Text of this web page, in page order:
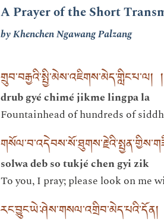
A Prayer of the Short
by Khenchen Ngawang Palzang
གྲུབ་བརྒྱའི་སྤྱི་མེས་འཇིགས་མེད་གླིང་པ་ལ། །
drub gyé chimé jikme lingpa la
Fountainhead of hundreds of
solwa deb so tukjé chen gyi zik
To you, I pray; please look on me